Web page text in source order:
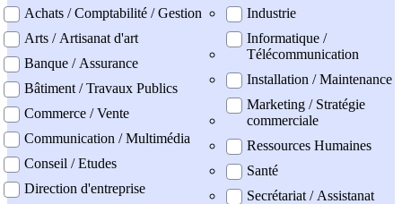
professionel
Achats / Comptabilité / Gestion
Arts / Artisanat d'art
Banque / Assurance
Bâtiment / Travaux Publics
Commerce / Vente
Communication / Multimédia
Conseil / Etudes
Direction d'entreprise
Industrie
Informatique /
Télécommunication
Installation / Maintenance
Marketing / Stratégie
commerciale
Ressources Humaines
Santé
Secrétariat / Assistanat